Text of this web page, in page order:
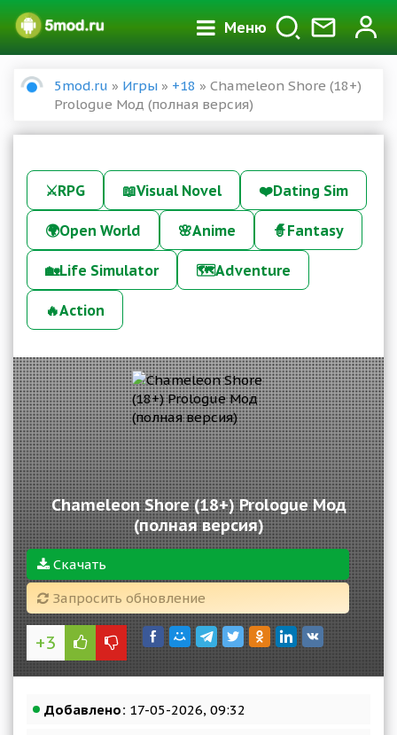
Меню
5mod.ru » Игры » +18 » Chameleon Shore (18+)
Prologue Мод (полная версия)
⚔️RPG 📖Visual Novel ❤️Dating Sim
🌍Open World 🌸Anime 🧙Fantasy
🏡Life Simulator 🗺️Adventure
🔥Action
Chameleon Shore (18+) Prologue Мод
(полная версия)
Скачать
Запросить обновление
+3
Добавлено: 17-05-2026, 09:32